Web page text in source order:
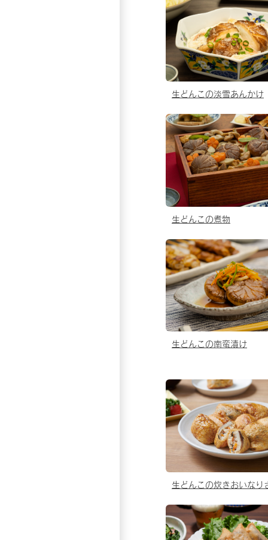
生どんこの淡雪あんかけ
生どんこの煮物
生どんこの南蛮漬け
生どんこの炊きおいなり